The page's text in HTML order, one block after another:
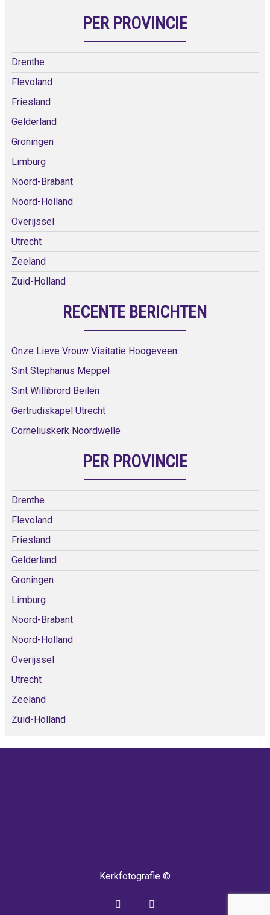
PER PROVINCIE
Drenthe
Flevoland
Friesland
Gelderland
Groningen
Limburg
Noord-Brabant
Noord-Holland
Overijssel
Utrecht
Zeeland
Zuid-Holland
RECENTE BERICHTEN
Onze Lieve Vrouw Visitatie Hoogeveen
Sint Stephanus Meppel
Sint Willibrord Beilen
Gertrudiskapel Utrecht
Corneliuskerk Noordwelle
PER PROVINCIE
Drenthe
Flevoland
Friesland
Gelderland
Groningen
Limburg
Noord-Brabant
Noord-Holland
Overijssel
Utrecht
Zeeland
Zuid-Holland
Kerkfotografie ©